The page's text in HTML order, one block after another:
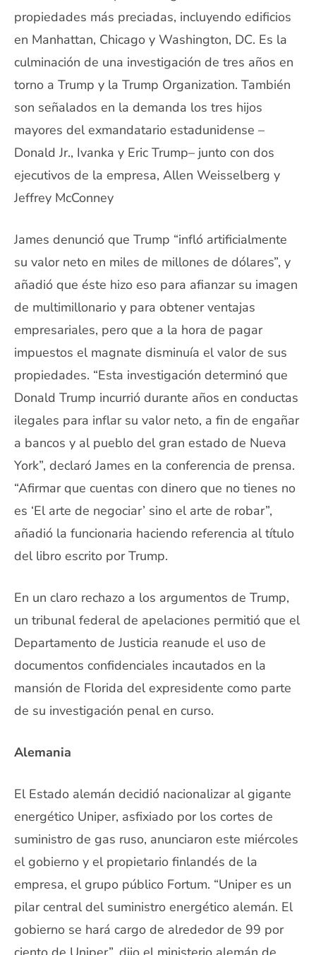
propiedades más preciadas, incluyendo edificios
en Manhattan, Chicago y Washington, DC. Es la
culminación de una investigación de tres años en
torno a Trump y la Trump Organization. También
son señalados en la demanda los tres hijos
mayores del exmandatario estadunidense –
Donald Jr., Ivanka y Eric Trump– junto con dos
ejecutivos de la empresa, Allen Weisselberg y
Jeffrey McConney
James denunció que Trump “infló artificialmente
su valor neto en miles de millones de dólares”, y
añadió que éste hizo eso para afianzar su imagen
de multimillonario y para obtener ventajas
empresariales, pero que a la hora de pagar
impuestos el magnate disminuía el valor de sus
propiedades. “Esta investigación determinó que
Donald Trump incurrió durante años en conductas
ilegales para inflar su valor neto, a fin de engañar
a bancos y al pueblo del gran estado de Nueva
York”, declaró James en la conferencia de prensa.
“Afirmar que cuentas con dinero que no tienes no
es ‘El arte de negociar’ sino el arte de robar”,
añadió la funcionaria haciendo referencia al título
del libro escrito por Trump.
En un claro rechazo a los argumentos de Trump,
un tribunal federal de apelaciones permitió que el
Departamento de Justicia reanude el uso de
documentos confidenciales incautados en la
mansión de Florida del expresidente como parte
de su investigación penal en curso.
Alemania
El Estado alemán decidió nacionalizar al gigante
energético Uniper, asfixiado por los cortes de
suministro de gas ruso, anunciaron este miércoles
el gobierno y el propietario finlandés de la
empresa, el grupo público Fortum. “Uniper es un
pilar central del suministro energético alemán. El
gobierno se hará cargo de alrededor de 99 por